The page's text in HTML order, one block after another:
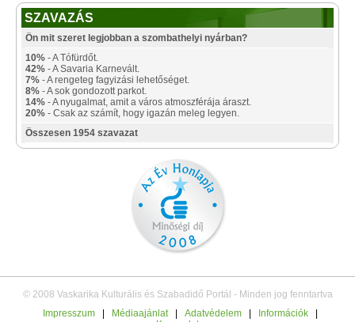
SZAVAZÁS
Ön mit szeret legjobban a szombathelyi nyárban?
10% - A Tófürdőt.
42% - A Savaria Karnevált.
7% - A rengeteg fagyizási lehetőséget.
8% - A sok gondozott parkot.
14% - A nyugalmat, amit a város atmoszférája áraszt.
20% - Csak az számít, hogy igazán meleg legyen.
Összesen 1954 szavazat
© 2008 Vaskarika Kulturális és Szabadidő Portál - Minden jog fenntartva
Impresszum
| Médiaajánlat | Adatvédelem | Információk
|